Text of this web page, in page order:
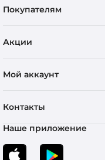
Покупателям
Акции
Мой аккаунт
Контакты
Наше приложение